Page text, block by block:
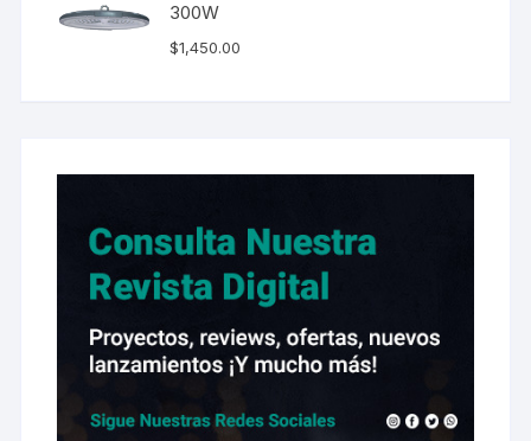
300W
$1,450.00